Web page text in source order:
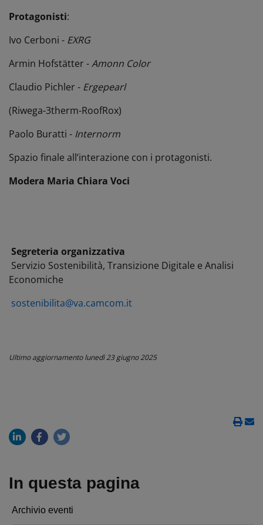
Protagonisti:
Ivo Cerboni - EXRG
Armin Hofstätter -Amonn Color
Claudio Pichler - Ergepearl
(Riwega-3therm-RoofRox)
Paolo Buratti - Internorm
Spazio finale all’interazione con i protagonisti.
Modera Maria Chiara Voci
Segreteria organizzativa
Servizio Sostenibilità, Transizione Digitale e Analisi
Economiche
sostenibilita@va.camcom.it
Ultimo aggiornamentolunedì 23 giugno 2025
In questa pagina
Archivio eventi